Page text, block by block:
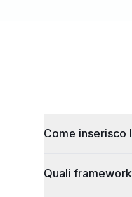
Come inserisco
Quali